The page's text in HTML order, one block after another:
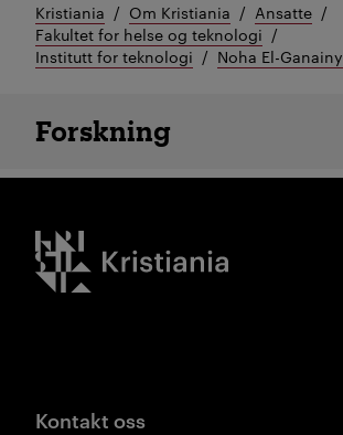
Kristiania Om Kristiania
Ansatte
Fakultet for helse og teknologi
Institutt for teknologi
Noha El-Ganainy
Ansatte detaljer
Forskning
Kristiania logo
Kontakt oss